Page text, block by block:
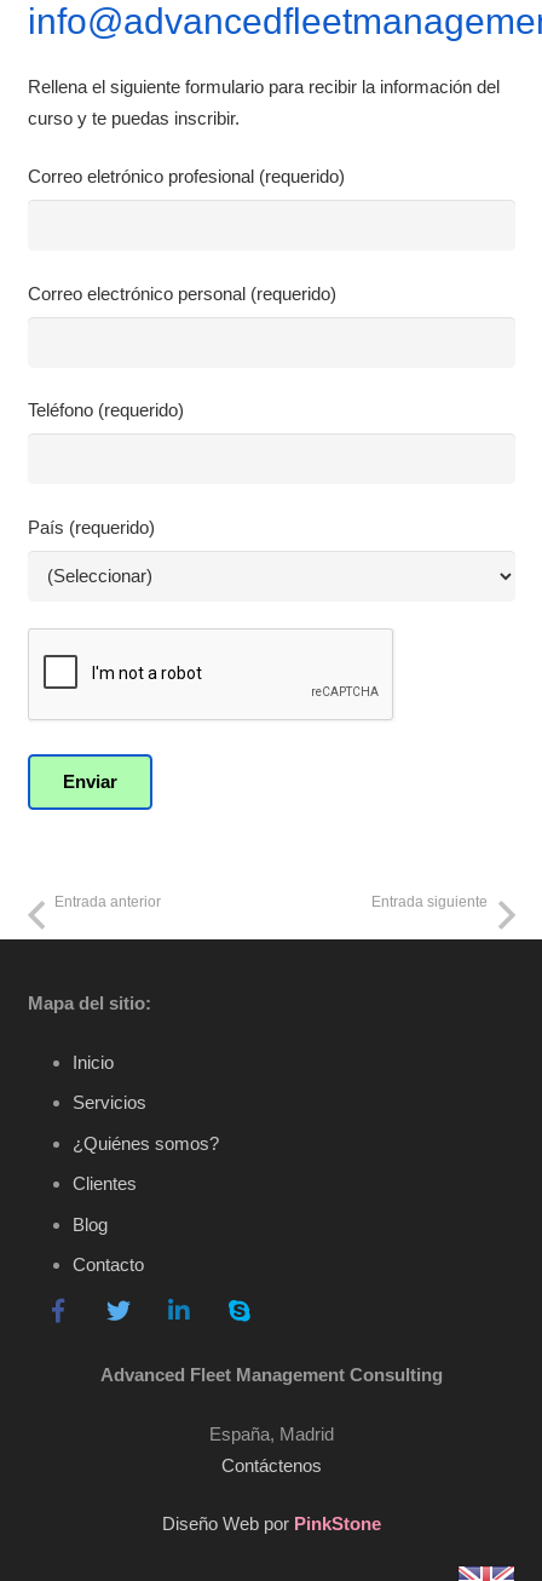
Rellena el siguiente formulario para recibir la información del
curso y te puedas inscribir.
Correo eletrónico profesional (requerido)
Correo electrónico personal (requerido)
Teléfono (requerido)
País (requerido)
Entrada anterior Entrada siguiente
Mapa del sitio:
Inicio
Servicios
¿Quiénes somos?
Clientes
Blog
Contacto
Advanced Fleet Management Consulting
España, Madrid
Contáctenos
Diseño Web por PinkStone